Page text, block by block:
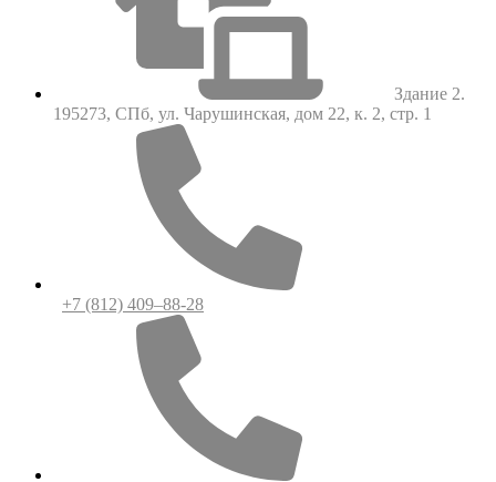
Здание 2.
195273, СПб, ул. Чарушинская, дом 22, к. 2, стр. 1
+7 (812) 409–88-28